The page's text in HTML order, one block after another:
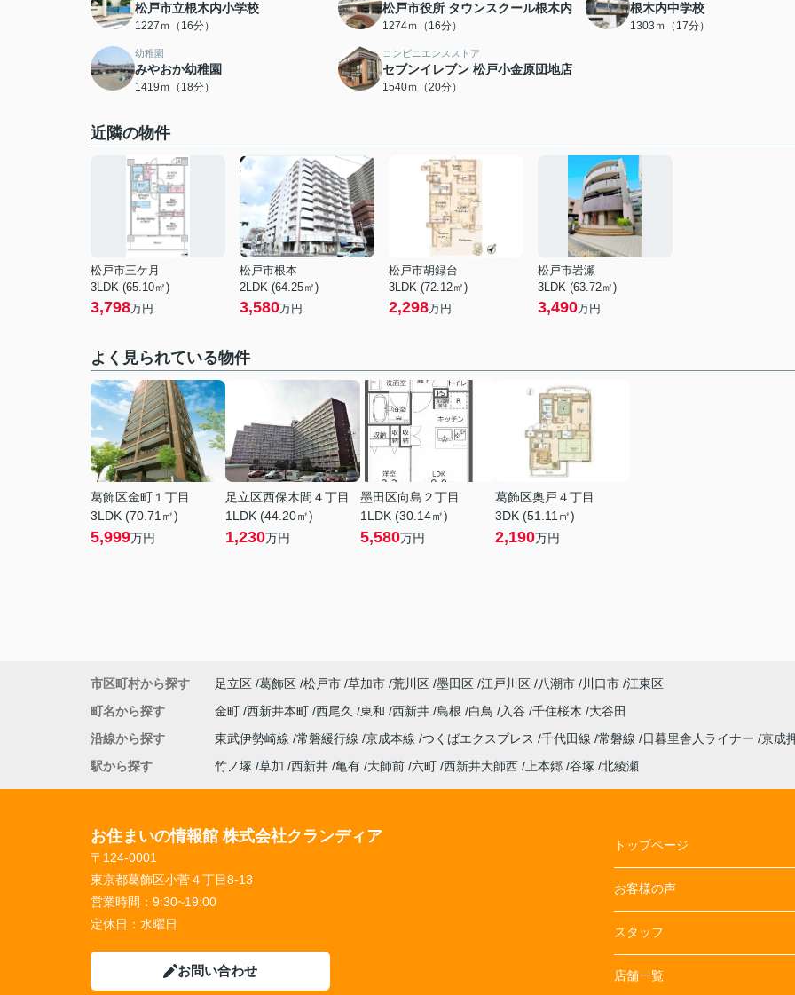
松戸市立根木内小学校
1227ｍ（16分）
松戸市役所 タウンスクール根木内
1274ｍ（16分）
根木内中学校
1303ｍ（17分）
幼稚園
みやおか幼稚園
1419ｍ（18分）
コンビニエンスストア
セブンイレブン 松戸小金原団地店
1540ｍ（20分）
近隣の物件
松戸市三ケ月
3LDK (65.10㎡)
3,798万円
松戸市根本
2LDK (64.25㎡)
3,580万円
松戸市胡録台
3LDK (72.12㎡)
2,298万円
松戸市岩瀬
3LDK (63.72㎡)
3,490万円
よく見られている物件
葛飾区金町１丁目
3LDK (70.71㎡)
5,999万円
足立区西保木間４丁目
1LDK (44.20㎡)
1,230万円
墨田区向島２丁目
1LDK (30.14㎡)
5,580万円
葛飾区奥戸４丁目
3DK (51.11㎡)
2,190万円
市区町村から探す 足立区 葛飾区 松戸市 草加市 荒川区 墨田区 江戸川区 八潮市 川口市 江東区
町名から探す
金町 西新井本町 西尾久 東和 西新井 島根 白鳥 入谷 千住桜木
大谷田
沿線から探す
東武伊勢崎線 常磐緩行線 京成本線 つくばエクスプレス 千代田線 常磐線 日暮里舎人ライナー 京成
駅から探す
竹ノ塚 草加 西新井 亀有 大師前 六町 西新井大師西 上本郷 谷塚 北綾瀬
お住まいの情報館 株式会社クランディア
〒124-0001
東京都葛飾区小菅４丁目8-13
営業時間： 9:30~19:00
定休日： 水曜日
お問い合わせ
トップページ
お客様の声
スタッフ
店舗一覧